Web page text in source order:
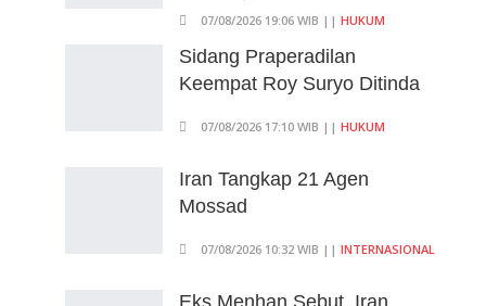
07/08/2026 19:06 WIB || HUKUM
Sidang Praperadilan
Keempat Roy Suryo Ditinda
07/08/2026 17:10 WIB || HUKUM
Iran Tangkap 21 Agen
Mossad
07/08/2026 10:32 WIB || INTERNASIONAL
Eks Menhan Sebut, Iran